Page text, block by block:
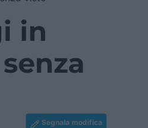
in
Segnala modifica